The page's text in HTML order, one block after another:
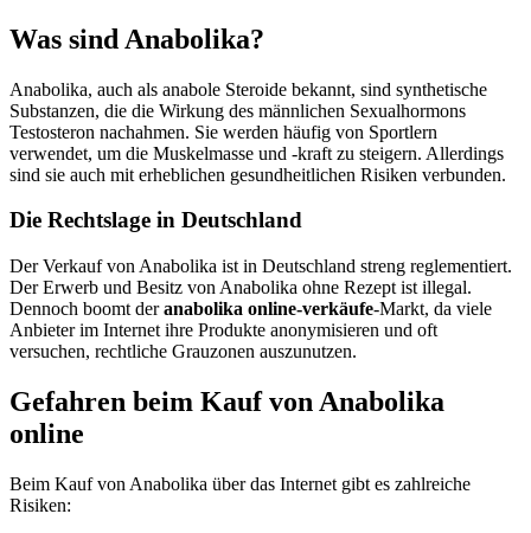
Was sind Anabolika?
Anabolika, auch als anabole Steroide bekannt, sind synthetische
Substanzen, die die Wirkung des männlichen Sexualhormons
Testosteron nachahmen. Sie werden häufig von Sportlern
verwendet, um die Muskelmasse und -kraft zu steigern. Allerdings
sind sie auch mit erheblichen gesundheitlichen Risiken verbunden.
Die Rechtslage in Deutschland
Der Verkauf von Anabolika ist in Deutschland streng reglementiert.
Der Erwerb und Besitz von Anabolika ohne Rezept ist illegal.
Dennoch boomt deranabolika online-verkäufe-Markt, da viele
Anbieter im Internet ihre Produkte anonymisieren und oft
versuchen, rechtliche Grauzonen auszunutzen.
Gefahren beim Kauf von Anabolika
online
Beim Kauf von Anabolika über das Internet gibt es zahlreiche
Risiken: